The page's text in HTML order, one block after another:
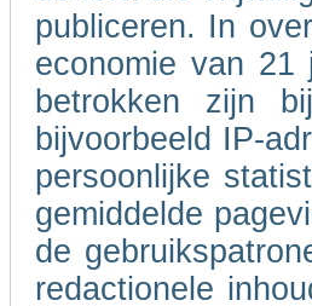
publiceren. In
economie van 21
betrokken zijn
bijvoorbeeld IP-
persoonlijke
gemiddelde
de
redactionele